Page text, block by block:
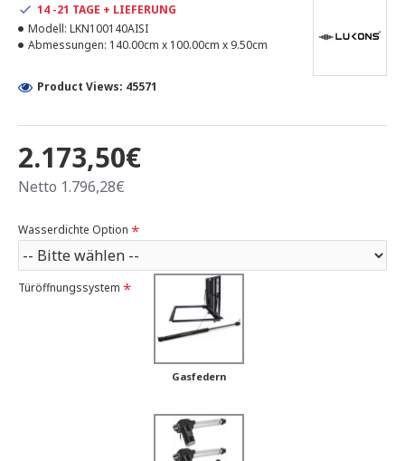
2.173,50€
Netto 1.796,28€
14 -21 TAGE + LIEFERUNG
Modell: LKN100140AISI
Abmessungen: 140.00cm x 100.00cm x 9.50cm
Product Views: 45571
Wasserdichte Option
Türöffnungssystem
Gasfedern